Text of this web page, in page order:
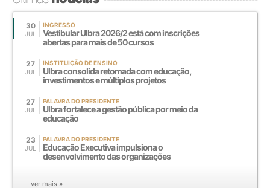
30
JUL
INGRESSO
Vestibular Ulbra 2026/2 está com inscrições
abertas para mais de 50 cursos
27
JUL
INSTITUIÇÃO DE ENSINO
Ulbra consolida retomada com educação,
investimentos e múltiplos projetos
27
JUL
PALAVRA DO PRESIDENTE
Ulbra fortalece a gestão pública por meio da
educação
23
JUL
PALAVRA DO PRESIDENTE
Educação Executiva impulsiona o
desenvolvimento das organizações
ver mais »